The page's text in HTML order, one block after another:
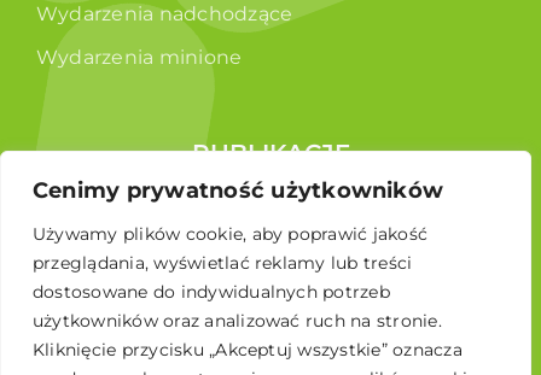
Cenimy prywatność użytkowników
Używamy plików cookie, aby poprawić jakość
przeglądania, wyświetlać reklamy lub treści
dostosowane do indywidualnych potrzeb
użytkowników oraz analizować ruch na stronie.
Kliknięcie przycisku „Akceptuj wszystkie” oznacza
Wydarzenia nadchodzące
Wydarzenia minione
PUBLIKACJE
Raporty
Broszura edukacyjna